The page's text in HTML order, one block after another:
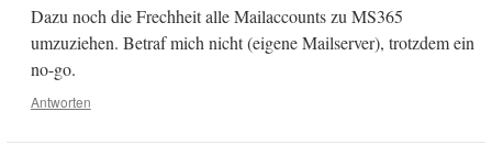
Dazu noch die Frechheit alle Mailaccounts zu MS365
umzuziehen. Betraf mich nicht (eigene Mailserver), trotzdem ein
no-go.
Antworten